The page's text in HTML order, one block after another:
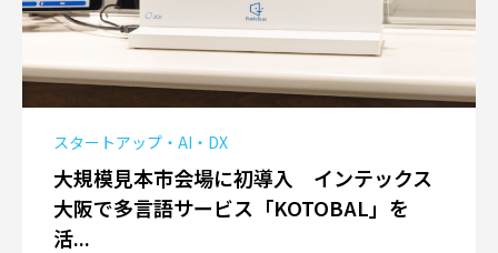
スタートアップ・AI・DX
大規模見本市会場に初導入 インテックス
大阪で多言語サービス「KOTOBAL」を
活...